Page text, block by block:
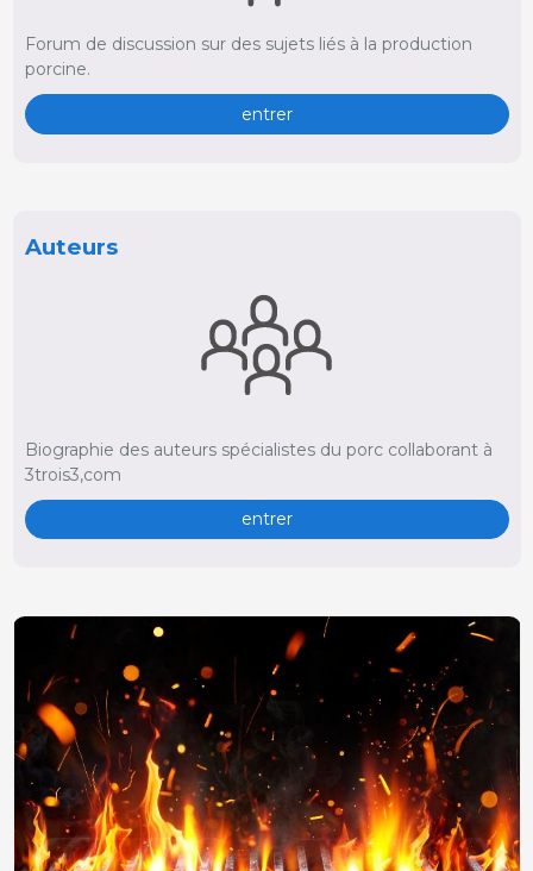
Forum de discussion sur des sujets liés à la production
porcine.
entrer
Auteurs
Biographie des auteurs spécialistes du porc collaborant à
3trois3,com
entrer